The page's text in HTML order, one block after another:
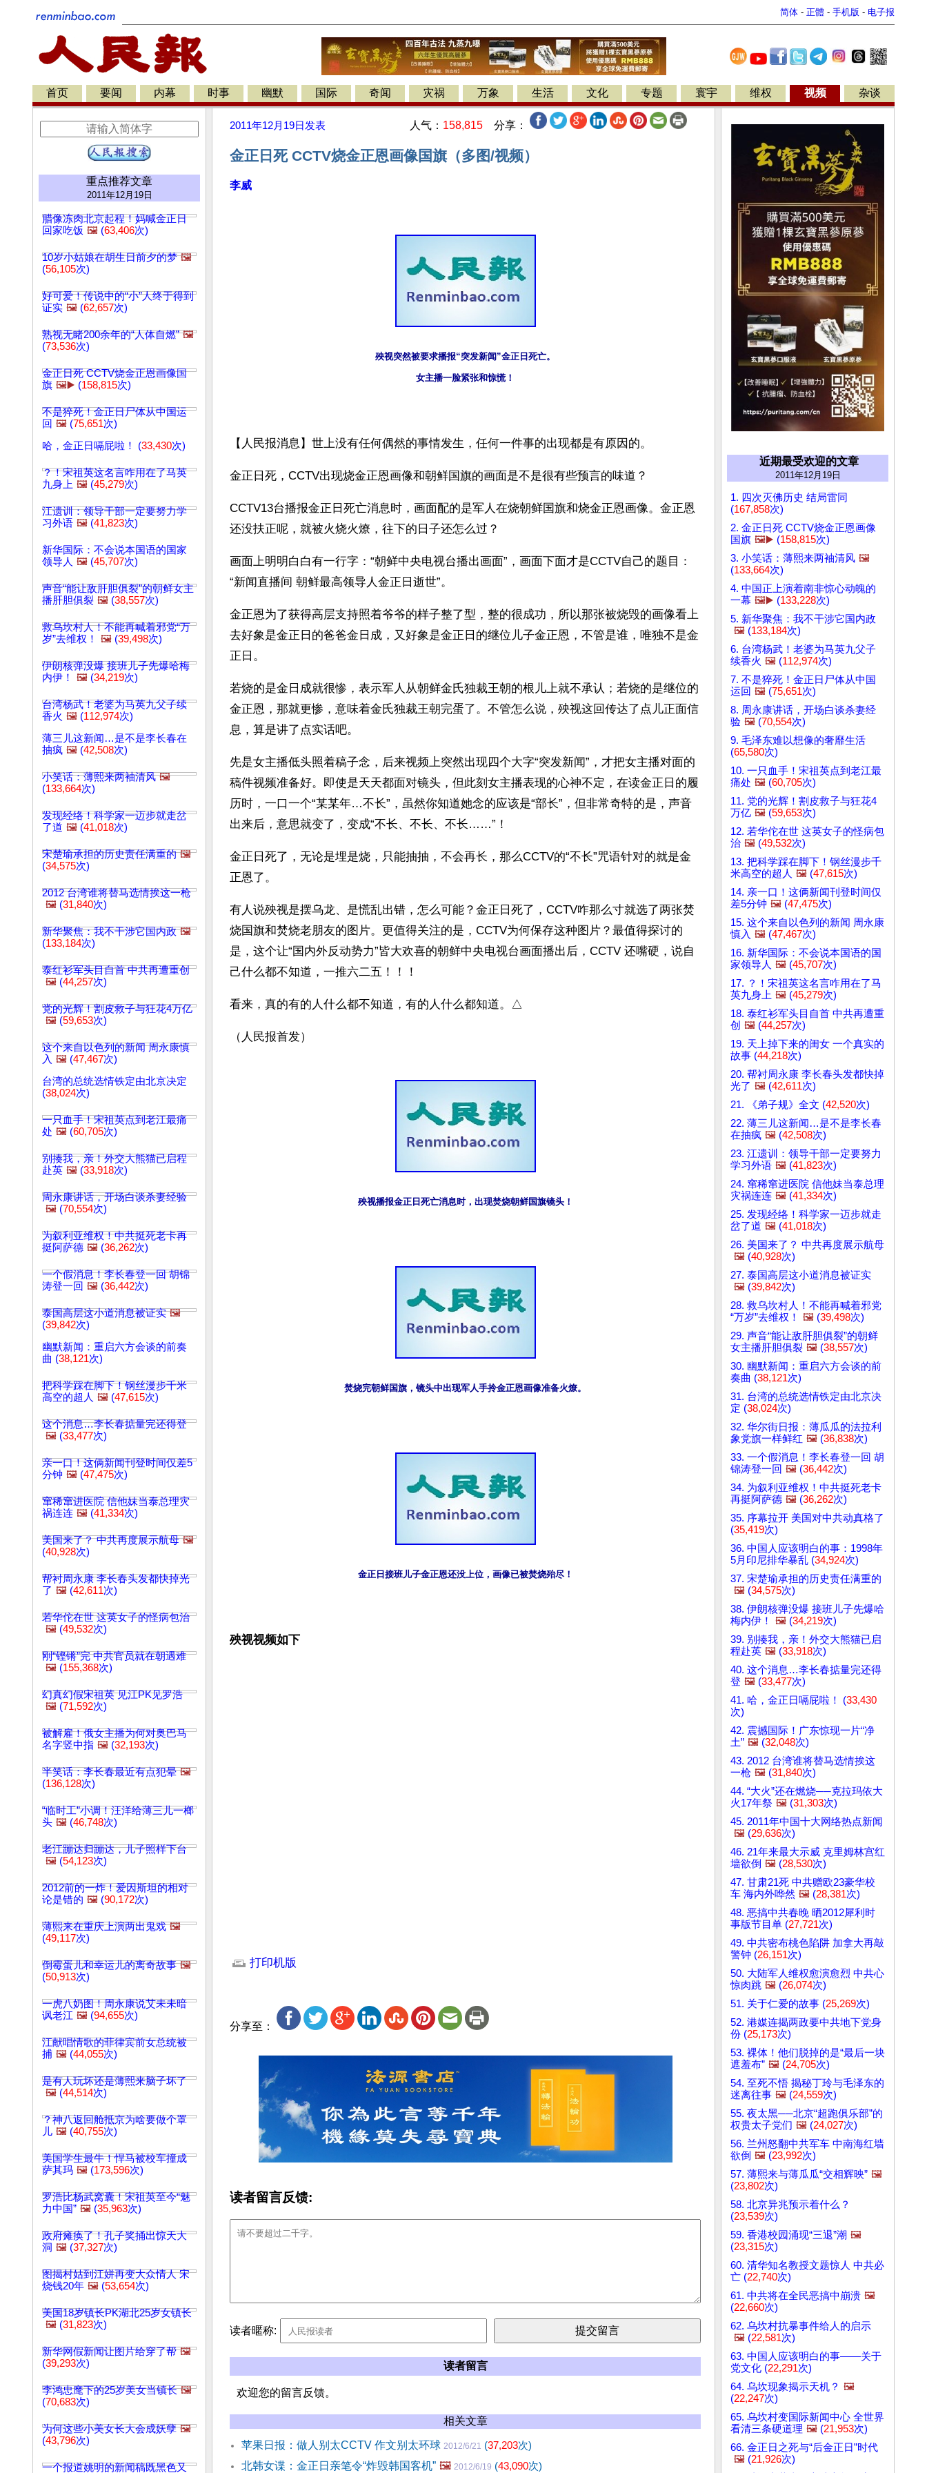
简体 - 正體 - 手机版 - 电子报
首页 要闻 内幕 时事 幽默 国际 奇闻 灾祸 万象 生活 文化 专题 寰宇 维权 视频 杂谈
重点推荐文章
2011年12月19日
腊像冻肉北京起程！妈喊金正日
回家吃饭 🖼️ (63,406次)
10岁小姑娘在胡生日前夕的梦 🖼️
(56,105次)
好可爱！传说中的“小”人终于得到
证实 🖼️ (62,657次)
熟视无睹200余年的“人体自燃” 🖼️
(73,536次)
金正日死 CCTV烧金正恩画像国
旗 🖼️▶️ (158,815次)
不是猝死！金正日尸体从中国运
回 🖼️ (75,651次)
哈，金正日嗝屁啦！ (33,430次)
？！宋祖英这名言咋用在了马英
九身上 🖼️ (45,279次)
江遗训：领导干部一定要努力学
习外语 🖼️ (41,823次)
新华国际：不会说本国语的国家
领导人 🖼️ (45,707次)
声音“能让敌肝胆俱裂”的朝鲜女主
播肝胆俱裂 🖼️ (38,557次)
救乌坎村人！不能再喊着邪党“万
岁”去维权！
🖼️ (39,498次)
伊朗核弹没爆 接班儿子先爆哈梅
内伊！
🖼️ (34,219次)
台湾杨武！老婆为马英九父子续
香火 🖼️ (112,974次)
薄三儿这新闻…是不是李长春在
抽疯 🖼️ (42,508次)
小笑话：薄熙来两袖清风 🖼️
(133,664次)
发现经络！科学家一迈步就走岔
了道 🖼️ (41,018次)
宋楚瑜承担的历史责任满重的 🖼️
(34,575次)
2012 台湾谁将替马选情挨这一枪
🖼️ (31,840次)
新华聚焦：我不干涉它国内政 🖼️
(133,184次)
泰红衫军头目自首 中共再遭重创
🖼️ (44,257次)
党的光辉！割皮救子与狂花4万亿
🖼️ (59,653次)
这个来自以色列的新闻 周永康慎
入 🖼️ (47,467次)
台湾的总统选情铁定由北京决定
(38,024次)
一只血手！宋祖英点到老江最痛
处 🖼️ (60,705次)
别揍我，亲！外交大熊猫已启程
赴英 🖼️ (33,918次)
周永康讲话，开场白谈杀妻经验
🖼️ (70,554次)
为叙利亚维权！中共挺死老卡再
挺阿萨德 🖼️ (36,262次)
一个假消息！李长春登一回 胡锦
涛登一回 🖼️ (36,442次)
泰国高层这小道消息被证实 🖼️
(39,842次)
幽默新闻：重启六方会谈的前奏
曲 (38,121次)
把科学踩在脚下！钢丝漫步千米
高空的超人 🖼️ (47,615次)
这个消息…李长春掂量完还得登
🖼️ (33,477次)
亲一口！这俩新闻刊登时间仅差5
分钟 🖼️ (47,475次)
窜稀窜进医院 信他妹当泰总理灾
祸连连 🖼️ (41,334次)
美国来了？ 中共再度展示航母 🖼️
(40,928次)
帮衬周永康 李长春头发都快掉光
了 🖼️ (42,611次)
若华佗在世 这英女子的怪病包治
🖼️ (49,532次)
刚“铿锵”完 中共官员就在朝遇难
🖼️ (155,368次)
幻真幻假宋祖英 见江PK见罗浩
🖼️ (71,592次)
被解雇！俄女主播为何对奥巴马
名字竖中指 🖼️ (32,193次)
半笑话：李长春最近有点犯晕 🖼️
(136,128次)
“临时工”小调！汪洋给薄三儿一榔
头 🖼️ (46,748次)
老江蹦达归蹦达，儿子照样下台
🖼️ (54,123次)
2012前的一炸！爱因斯坦的相对
论是错的 🖼️ (90,172次)
薄熙来在重庆上演两出鬼戏 🖼️
(49,117次)
倒霉蛋儿和幸运儿的离奇故事 🖼️
(50,913次)
一虎八奶图！周永康说艾未未暗
讽老江 🖼️ (94,655次)
江献唱情歌的菲律宾前女总统被
捕 🖼️ (44,055次)
是有人玩坏还是薄熙来脑子坏了
🖼️ (44,514次)
？神八返回舱抵京为啥要做个罩
儿 🖼️ (40,755次)
美国学生最牛！悍马被校车撞成
萨其玛 🖼️ (173,596次)
罗浩比杨武窝囊！宋祖英至今“魅
力中国” 🖼️ (35,963次)
政府瘫痪了！孔子奖捅出惊天大
洞 🖼️ (37,327次)
图揭村姑到江姘再变大众情人 宋
烧钱20年 🖼️ (53,654次)
美国18岁镇长PK湖北25岁女镇长
🖼️ (31,823次)
新华网假新闻让图片给穿了帮 🖼️
(39,293次)
李鸿忠麾下的25岁美女当镇长 🖼️
(70,683次)
为何这些小美女长大会成妖孽 🖼️
(43,796次)
一个报道姚明的新闻稿既黑色又
2011年12月19日 发表 人气： 158,815 分享：
金正日死 CCTV烧金正恩画像国旗（多图/视频）
李威
殃视突然被要求播报“突发新闻”金正日死亡。
女主播一脸紧张和惊慌！
【人民报消息】世上没有任何偶然的事情发生，任何一件事的出现都是有原因的。
金正日死，CCTV出现烧金正恩画像和朝鲜国旗的画面是不是很有些预言的味道？
CCTV13台播报金正日死亡消息时，画面配的是军人在烧朝鲜国旗和烧金正恩画像。金正恩
还没扶正呢，就被火烧火燎，往下的日子还怎么过？
画面上明明白白有一行字：“朝鲜中央电视台播出画面”，画面下面才是CCTV自己的题目：
“新闻直播间 朝鲜最高领导人金正日逝世”。
金正恩为了获得高层支持照着爷爷的样子整了型，整的很成功，所以那张被烧毁的画像看上
去好象是金正日的爸爸金日成，又好象是金正日的继位儿子金正恩，不管是谁，唯独不是金
正日。
若烧的是金日成就很惨，表示军人从朝鲜金氏独裁王朝的根儿上就不承认；若烧的是继位的
金正恩，那就更惨，意味着金氏独裁王朝完蛋了。不管怎么说，殃视这回传达了点儿正面信
息，算是讲了点实话吧。
先是女主播低头照着稿子念，后来视频上突然出现四个大字“突发新闻”，才把女主播对面的
稿件视频准备好。即使是天天都面对镜头，但此刻女主播表现的心神不定，在读金正日的履
历时，一口一个“某某年…不长”，虽然你知道她念的应该是“部长”，但非常奇特的是，声音
出来后，意思就变了，变成“不长、不长、不长……”！
金正日死了，无论是埋是烧，只能抽抽，不会再长，那么CCTV的“不长”咒语针对的就是金
正恩了。
有人说殃视是摆乌龙、是慌乱出错，怎么可能？金正日死了，CCTV咋那么寸就选了两张焚
烧国旗和焚烧老朋友的图片。更值得关注的是，CCTV为何保存这种图片？最值得探讨的
是，这个让“国内外反动势力”皆大欢喜的朝鲜中央电视台画面播出后，CCTV 还嘴硬，说自
己什么都不知道，一推六二五！！！
看来，真的有的人什么都不知道，有的人什么都知道。△
（人民报首发）
殃视播报金正日死亡消息时，出现焚烧朝鲜国旗镜头！
焚烧完朝鲜国旗，镜头中出现军人手拎金正恩画像准备火燎。
金正日接班儿子金正恩还没上位，画像已被焚烧殆尽！
殃视视频如下
打印机版
分享至：
读者留言反馈:
读者暱称:
读者留言
欢迎您的留言反馈。
相关文章
苹果日报：做人别太CCTV 作文别太环球 2012/6/21 (37,203次)
北韩女谍：金正日亲笔令“炸毁韩国客机” 🖼️ 2012/6/19 (43,090次)
近期最受欢迎的文章
2011年12月19日
1. 四次灭佛历史 结局雷同
(167,858次)
2. 金正日死 CCTV烧金正恩画像
国旗 🖼️▶️ (158,815次)
3. 小笑话：薄熙来两袖清风 🖼️
(133,664次)
4. 中国正上演着南非惊心动魄的
一幕 🖼️▶️ (133,228次)
5. 新华聚焦：我不干涉它国内政
🖼️ (133,184次)
6. 台湾杨武！老婆为马英九父子
续香火 🖼️ (112,974次)
7. 不是猝死！金正日尸体从中国
运回 🖼️ (75,651次)
8. 周永康讲话，开场白谈杀妻经
验 🖼️ (70,554次)
9. 毛泽东难以想像的奢靡生活
(65,580次)
10. 一只血手！宋祖英点到老江最
痛处 🖼️ (60,705次)
11. 党的光辉！割皮救子与狂花4
万亿 🖼️ (59,653次)
12. 若华佗在世 这英女子的怪病包
治 🖼️ (49,532次)
13. 把科学踩在脚下！钢丝漫步千
米高空的超人 🖼️ (47,615次)
14. 亲一口！这俩新闻刊登时间仅
差5分钟 🖼️ (47,475次)
15. 这个来自以色列的新闻 周永康
慎入 🖼️ (47,467次)
16. 新华国际：不会说本国语的国
家领导人 🖼️ (45,707次)
17. ？！宋祖英这名言咋用在了马
英九身上 🖼️ (45,279次)
18. 泰红衫军头目自首 中共再遭重
创 🖼️ (44,257次)
19. 天上掉下来的闺女 一个真实的
故事 (44,218次)
20. 帮衬周永康 李长春头发都快掉
光了 🖼️ (42,611次)
21. 《弟子规》全文 (42,520次)
22. 薄三儿这新闻…是不是李长春
在抽疯 🖼️ (42,508次)
23. 江遗训：领导干部一定要努力
学习外语 🖼️ (41,823次)
24. 窜稀窜进医院 信他妹当泰总理
灾祸连连 🖼️ (41,334次)
25. 发现经络！科学家一迈步就走
岔了道 🖼️ (41,018次)
26. 美国来了？ 中共再度展示航母
🖼️ (40,928次)
27. 泰国高层这小道消息被证实
🖼️ (39,842次)
28. 救乌坎村人！不能再喊着邪党
“万岁”去维权！
🖼️ (39,498次)
29. 声音“能让敌肝胆俱裂”的朝鲜
女主播肝胆俱裂 🖼️ (38,557次)
30. 幽默新闻：重启六方会谈的前
奏曲 (38,121次)
31. 台湾的总统选情铁定由北京决
定 (38,024次)
32. 华尔街日报：薄瓜瓜的法拉利
象党旗一样鲜红 🖼️ (36,838次)
33. 一个假消息！李长春登一回 胡
锦涛登一回 🖼️ (36,442次)
34. 为叙利亚维权！中共挺死老卡
再挺阿萨德 🖼️ (36,262次)
35. 序幕拉开 美国对中共动真格了
(35,419次)
36. 中国人应该明白的事：1998年
5月印尼排华暴乱 (34,924次)
37. 宋楚瑜承担的历史责任满重的
🖼️ (34,575次)
38. 伊朗核弹没爆 接班儿子先爆哈
梅内伊！
🖼️ (34,219次)
39. 别揍我，亲！外交大熊猫已启
程赴英 🖼️ (33,918次)
40. 这个消息…李长春掂量完还得
登 🖼️ (33,477次)
41. 哈，金正日嗝屁啦！ (33,430
次)
42. 震撼国际！广东惊现一片“净
土” 🖼️ (32,048次)
43. 2012 台湾谁将替马选情挨这
一枪 🖼️ (31,840次)
44. “大火”还在燃烧──克拉玛依大
火17年祭 🖼️ (31,303次)
45. 2011年中国十大网络热点新闻
🖼️ (29,636次)
46. 21年来最大示威 克里姆林宫红
墙欲倒 🖼️ (28,530次)
47. 甘肃21死 中共赠欧23豪华校
车 海内外哗然 🖼️ (28,381次)
48. 恶搞中共春晚 晒2012犀利时
事版节目单 (27,721次)
49. 中共密布桃色陷阱 加拿大再敲
警钟 (26,151次)
50. 大陆军人维权愈演愈烈 中共心
惊肉跳 🖼️ (26,074次)
51. 关于仁爱的故事 (25,269次)
52. 港媒连揭两政要中共地下党身
份 (25,173次)
53. 裸体！他们脱掉的是“最后一块
遮羞布” 🖼️ (24,705次)
54. 至死不悟 揭秘丁玲与毛泽东的
迷离往事 🖼️ (24,559次)
55. 夜太黑──北京“超跑俱乐部”的
权贵太子党们 🖼️ (24,027次)
56. 兰州怒翻中共军车 中南海红墙
欲倒 🖼️ (23,992次)
57. 薄熙来与薄瓜瓜“交相辉映” 🖼️
(23,802次)
58. 北京异兆预示着什么？
(23,539次)
59. 香港校园涌现“三退”潮 🖼️
(23,315次)
60. 清华知名教授文题惊人 中共必
亡 (22,740次)
61. 中共将在全民恶搞中崩溃 🖼️
(22,660次)
62. 乌坎村抗暴事件给人的启示
🖼️ (22,581次)
63. 中国人应该明白的事——关于
党文化 (22,291次)
64. 乌坎现象揭示天机？ 🖼️
(22,247次)
65. 乌坎村变国际新闻中心 全世界
看清三条硬道理 🖼️ (21,953次)
66. 金正日之死与“后金正日”时代
🖼️ (21,926次)